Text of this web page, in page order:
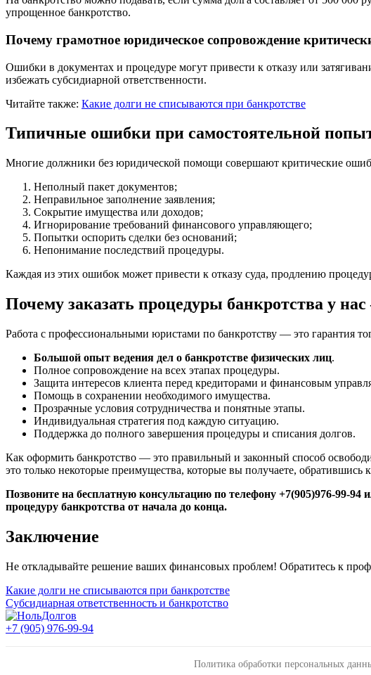
упрощенное банкротство.
Почему грамотное юридическое сопровождение
Ошибки в документах и процедуре могут привести к отказу или
избежать субсидиарной ответственности.
Читайте также: Какие долги не списываются при банкротстве
Типичные ошибки при самостоятельной
Многие должники без юридической помощи совершают критические
Неполный пакет документов;
Неправильное заполнение заявления;
Сокрытие имущества или доходов;
Игнорирование требований финансового управляющего;
Попытки оспорить сделки без оснований;
Непонимание последствий процедуры.
Каждая из этих ошибок может привести к отказу суда, продлению
Почему заказать процедуры банкротства у
Работа с профессиональными юристами по банкротству — это гарантия
Большой опыт ведения дел о банкротстве физических лиц.
Полное сопровождение на всех этапах процедуры.
Защита интересов клиента перед кредиторами и финансовым
Помощь в сохранении необходимого имущества.
Прозрачные условия сотрудничества и понятные этапы.
Индивидуальная стратегия под каждую ситуацию.
Поддержка до полного завершения процедуры и списания долгов.
Как оформить банкротство — это правильный и законный способ
это только некоторые преимущества, которые вы получаете, обратившись
Позвоните на бесплатную консультацию по телефону +7(905)976-99-
процедуру банкротства от начала до конца.
Заключение
Не откладывайте решение ваших финансовых проблем! Обратитесь к
Навигация
по
записям
Какие долги не списываются при банкротстве
Субсидиарная ответственность и банкротство
+7 (905) 976-99-94
Политика обработки персональных